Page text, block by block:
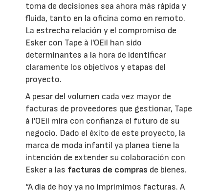
toma de decisiones sea ahora más rápida y
fluida, tanto en la oficina como en remoto.
La estrecha relación y el compromiso de
Esker con Tape à l'OEil han sido
determinantes a la hora de identificar
claramente los objetivos y etapas del
proyecto.
A pesar del volumen cada vez mayor de
facturas de proveedores que gestionar, Tape
à l'OEil mira con confianza el futuro de su
negocio. Dado el éxito de este proyecto, la
marca de moda infantil ya planea tiene la
intención de extender su colaboración con
Esker a las facturas de compras de bienes.
“A día de hoy ya no imprimimos facturas. A